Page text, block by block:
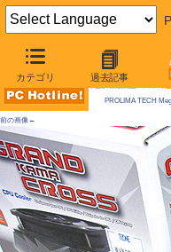
カテゴリ 過去記事
AKIBA PC
PROLIMA TECH
前の画像←